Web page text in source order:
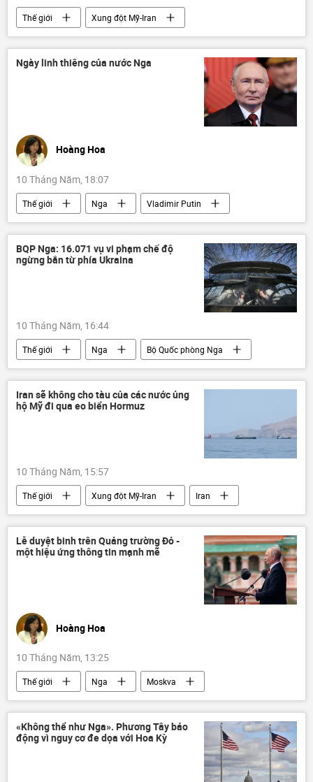
Thế giới
Xung đột Mỹ-Iran
Trung Đông
Iran
Kinh tế
Vùng vịnh Ba Tư
eo biển Hormuz
Ngày linh thiêng của nước Nga
Hoàng Hoa
10 Tháng Năm, 18:07
Thế giới Nga
Vladimir Putin
Moskva
Quảng trường Đỏ
ngày kỷ niệm Chiến thắng
Quan điểm-Ý kiến
Tác giả
BQP Nga: 16.071 vụ vi phạm chế độ
ngừng bắn từ phía Ukraina
10 Tháng Năm, 16:44
Thế giới Nga
Bộ Quốc phòng Nga
UAV
Cuộc khủng hoảng ở Ukraina
Ukraina
Quân đội Ukraina
Chiến dịch quân sự đặc biệt tại Ukraina
Iran sẽ không cho tàu của các nước ủng
hộ Mỹ đi qua eo biển Hormuz
10 Tháng Năm, 15:57
Thế giới Xung đột Mỹ-Iran
Iran
Hoa Kỳ
eo biển Hormuz
Trung Đông
quân đội
Vùng vịnh Ba Tư
Lễ duyệt binh trên Quảng trường Đỏ -
một hiệu ứng thông tin mạnh mẽ
Hoàng Hoa
10 Tháng Năm, 13:25
Thế giới Nga
Moskva
Quảng trường Đỏ
Vladimir Putin
NATO
Quan điểm-Ý kiến Tác giả
«Không thể như Nga». Phương Tây báo
động vì nguy cơ đe dọa với Hoa Kỳ